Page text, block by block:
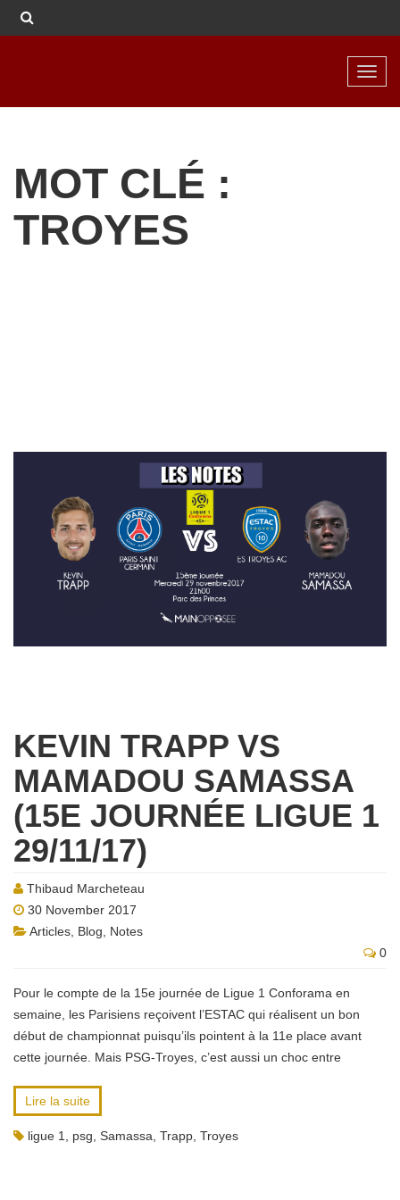
MOT CLÉ :
TROYES
KEVIN TRAPP VS
MAMADOU SAMASSA
(15E JOURNÉE LIGUE 1
29/11/17)
Thibaud Marcheteau
30 November 2017
Articles Blog
Notes
0
Pour le compte de la 15e journée de Ligue 1 Conforama en
semaine, les Parisiens reçoivent l’ESTAC qui réalisent un bon
début de championnat puisqu’ils pointent à la 11e place avant
cette journée. Mais PSG-Troyes, c’est aussi un choc entre
Lire la suite
ligue 1 psg Samassa Trapp Troyes